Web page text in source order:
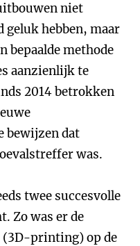
niet
geluk hebben, maar
bepaalde methode
aanzienlijk te
2014 betrokken
bewijzen dat
was.
twee succesvolle
Zo was er de
printing) op de